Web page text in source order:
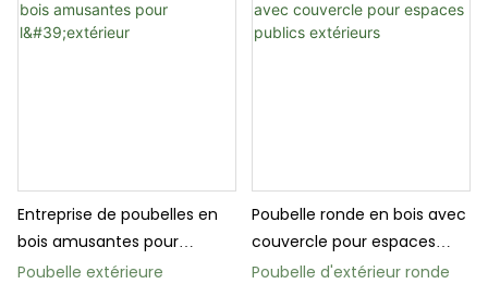
Entreprise de poubelles en
bois amusantes pour
l'extérieur
Poubelle extérieure
Poubelle ronde en bois avec
couvercle pour espaces
publics extérieurs
Poubelle d'extérieur ronde